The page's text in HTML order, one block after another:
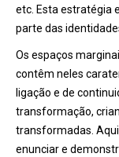
etc. Esta estratégia
parte das
Os espaços
contêm neles
ligação e de
transformação,
transformadas.
enunciar e